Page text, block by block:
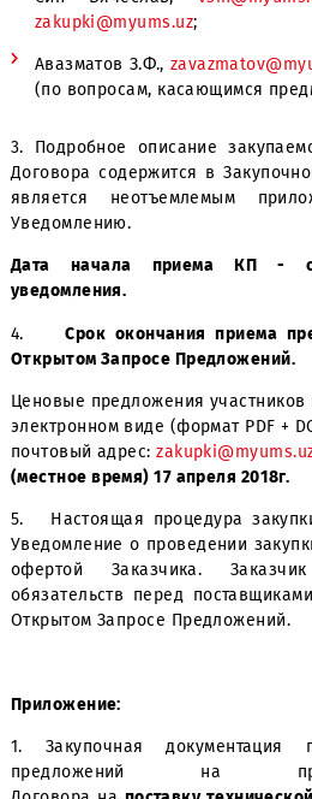
Контактные лица Организатора:
Син Вячеслав,
Авазматов З.Ф.,
(по вопросам, касающимся
3. Подробное описание
Договора содержится в
является неотъемлемым
Уведомлению.
Дата начала приема КП
уведомления.
4.Срок окончания
Ценовые предложения
электронном виде (формат PDF
почтовый адрес:
(местное время) 17 апреля 2018г.
Уведомление о проведении
обязательств перед
Открытом Запросе